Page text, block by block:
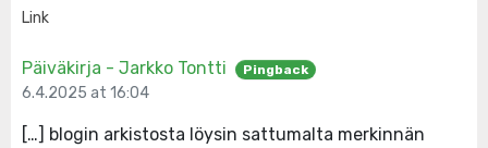
Link
Päiväkirja - Jarkko Tontti Pingback
6.4.2025 at 16:04
[…] blogin arkistosta löysin sattumalta merkinnän